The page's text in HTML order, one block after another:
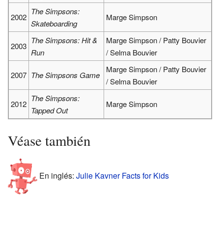
2002
The Simpsons:
Skateboarding
Marge Simpson
2003
The Simpsons: Hit &
Run
Marge Simpson / Patty Bouvier
/ Selma Bouvier
2007 The Simpsons Game
Marge Simpson / Patty Bouvier
/ Selma Bouvier
2012
The Simpsons:
Tapped Out
Marge Simpson
Véase también
En inglés: Julie Kavner Facts for Kids